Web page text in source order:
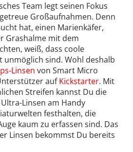
Team legt seinen Fokus
Großaufnahmen. Denn
hat, einen Marienkäfer,
Grashalme mit dem
weiß, dass coole
unmöglich sind. Wohl deshalb
Linsen von Smart Micro
aufKickstarter. Mit
Streifen kannst Du die
Linsen am Handy
festhalten, die
kaum zu erfassen sind. Das
Linsen bekommst Du bereits